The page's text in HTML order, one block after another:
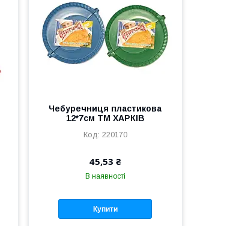
Чебуречниця пластикова
12*7см ТМ ХАРКІВ
220170
45,53 ₴
В наявності
Купити